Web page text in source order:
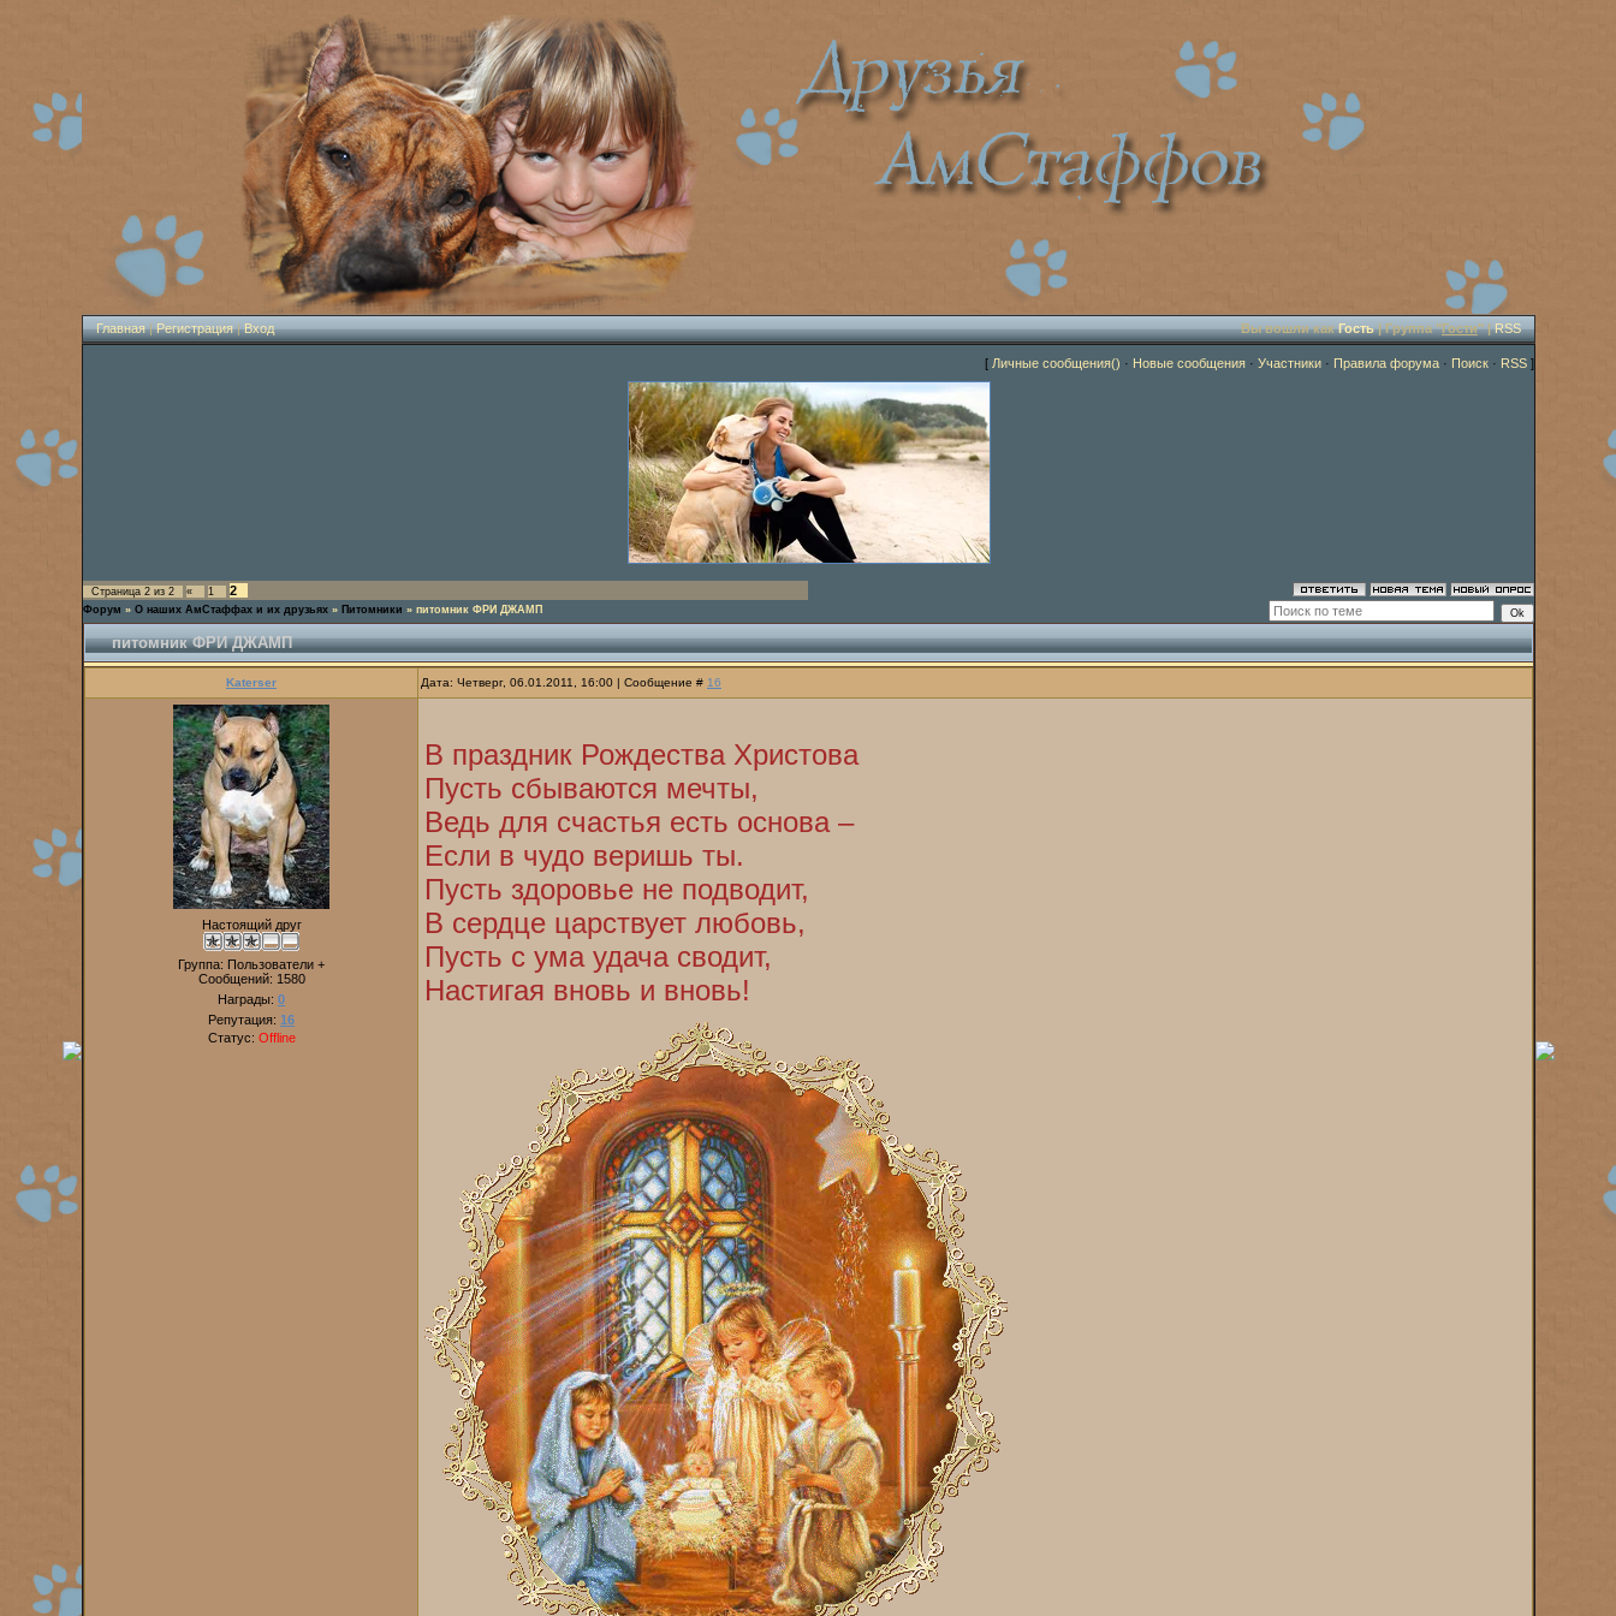
Главная|Регистрация|Вход Вы вошли какГость| Группа "Гости" |RSS
[ Личные сообщения() · Новые сообщения · Участники · Правила форума · Поиск · RSS ]
Страница 2 из 2 « 1 2
Форум » О наших АмСтаффах и их друзьях » Питомники » питомник ФРИ ДЖАМП
питомник ФРИ ДЖАМП
Katerser Дата: Четверг, 06.01.2011, 16:00 | Сообщение # 16
Настоящий друг
Группа: Пользователи +
Сообщений: 1580
Награды: 0
Репутация: 16
Статус: Offline
В праздник Рождества Христова
Пусть сбываются мечты,
Ведь для счастья есть основа –
Если в чудо веришь ты.
Пусть здоровье не подводит,
В сердце царствует любовь,
Пусть с ума удача сводит,
Настигая вновь и вновь!